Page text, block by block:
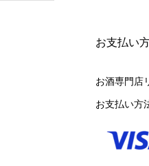
お支払い
お酒専門店
お支払い方